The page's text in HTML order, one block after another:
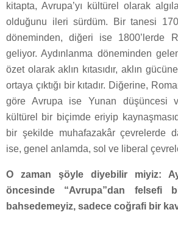
kitapta, Avrupa’yı kültürel olarak
olduğunu ileri sürdüm. Bir tanesi
döneminden, diğeri ise 1800’lerde
geliyor. Aydınlanma döneminden
özet olarak aklın kıtasıdır, aklın
ortaya çıktığı bir kıtadır. Diğerine,
göre Avrupa ise Yunan düşüncesi
kültürel bir biçimde eriyip
bir şekilde muhafazakâr çevrelerde
ise, genel anlamda, sol ve liberal
O zaman şöyle diyebilir miyiz:
öncesinde “Avrupa”dan felsefi
bahsedemeyiz, sadece coğrafi bir